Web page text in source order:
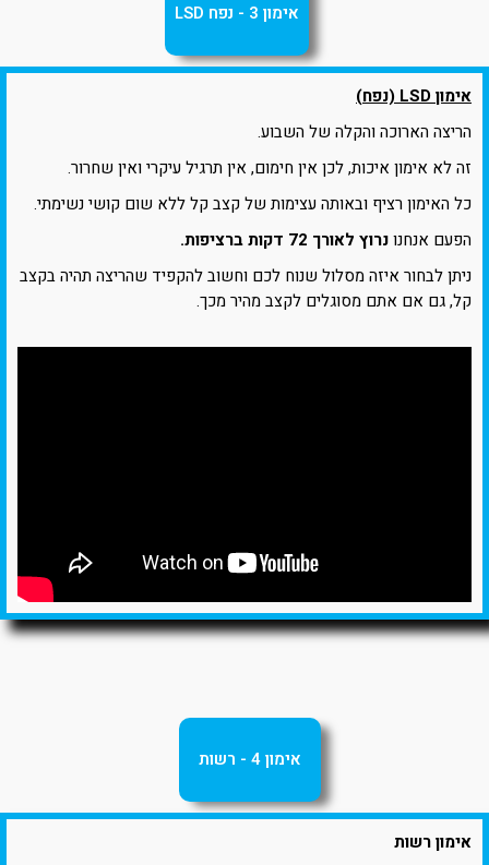
אימון 3 - נפח LSD
אימון LSD (נפח)
הריצה הארוכה והקלה של השבוע.
זה לא אימון איכות, לכן אין חימום, אין תרגיל עיקרי ואין שחרור.
כל האימון רציף ובאותה עצימות של קצב קל ללא שום קושי נשימתי.
הפעם אנחנונרוץ לאורך 72 דקות ברציפות.
ניתן לבחור איזה מסלול שנוח לכם וחשוב להקפיד שהריצה תהיה בקצב
קל, גם אם אתם מסוגלים לקצב מהיר מכך.
אימון 4 - רשות
אימון רשות